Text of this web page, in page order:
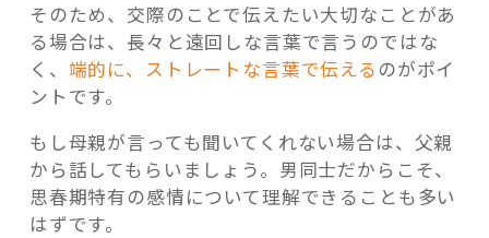
そのため、交際のことで伝えたい大切なことがあ
る場合は、長々と遠回しな言葉で言うのではな
く、 端的に、ストレートな言葉で伝える のがポイ
ントです。
もし母親が言っても聞いてくれない場合は、父親
から話してもらいましょう。男同士だからこそ、
思春期特有の感情について理解できることも多い
はずです。